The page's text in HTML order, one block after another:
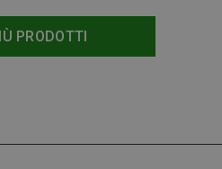
PRODOTTI